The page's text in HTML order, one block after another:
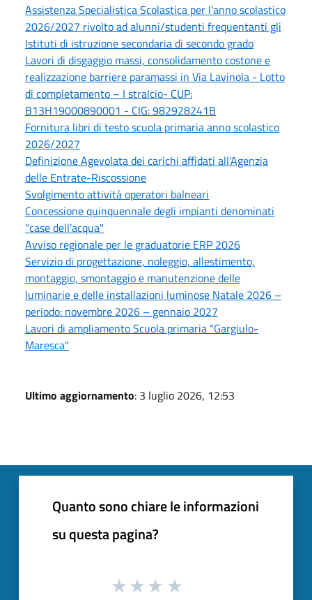
Assistenza Specialistica Scolastica per l’anno scolastico
2026/2027 rivolto ad alunni/studenti frequentanti gli
Istituti di istruzione secondaria di secondo grado
Lavori di disgaggio massi, consolidamento costone e
realizzazione barriere paramassi in Via Lavinola - Lotto
di completamento – I stralcio- CUP:
B13H19000890001 - CIG: 982928241B
Fornitura libri di testo scuola primaria anno scolastico
2026/2027
Definizione Agevolata dei carichi affidati all'Agenzia
delle Entrate-Riscossione
Svolgimento attività operatori balneari
Concessione quinquennale degli impianti denominati
"case dell’acqua"
Avviso regionale per le graduatorie ERP 2026
Servizio di progettazione, noleggio, allestimento,
montaggio, smontaggio e manutenzione delle
luminarie e delle installazioni luminose Natale 2026 –
periodo: novembre 2026 – gennaio 2027
Lavori di ampliamento Scuola primaria "Gargiulo-
Maresca"
Ultimo aggiornamento: 3 luglio 2026, 12:53
Quanto sono chiare le informazioni
su questa pagina?